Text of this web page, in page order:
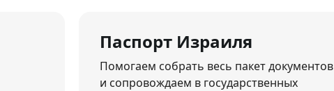
Паспорт Израиля
Помогаем собрать весь пакет документов
и сопровождаем в государственных